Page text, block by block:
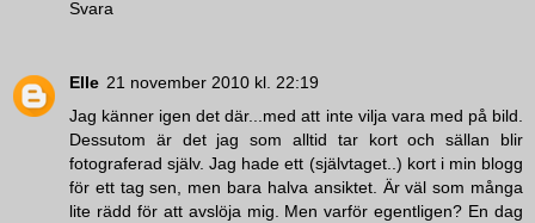
Svara
Elle 21 november 2010 kl. 22:19
Jag känner igen det där...med att inte vilja vara med på bild.
Dessutom är det jag som alltid tar kort och sällan blir
fotograferad själv. Jag hade ett (självtaget..) kort i min blogg
för ett tag sen, men bara halva ansiktet. Är väl som många
lite rädd för att avslöja mig. Men varför egentligen? En dag